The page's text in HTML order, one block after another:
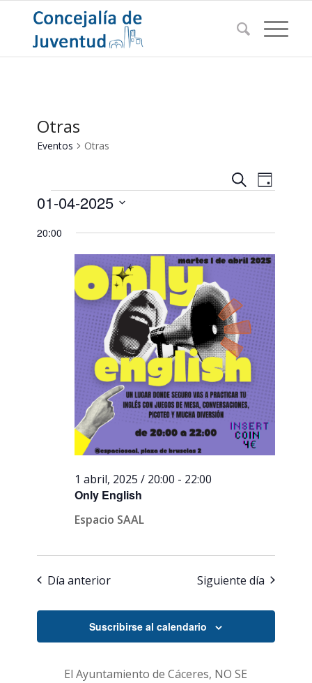
Otras
Eventos Otras
y
vistas
Eventos
Buscar
de
Evento
Día
Eventos
01-04-2025
fecha.
20:00
Only English
1 abril, 2025 / 20:00 - 22:00
Espacio SAAL
Día anterior Siguiente día
Suscribirse al calendario
El Ayuntamiento de Cáceres, NO SE